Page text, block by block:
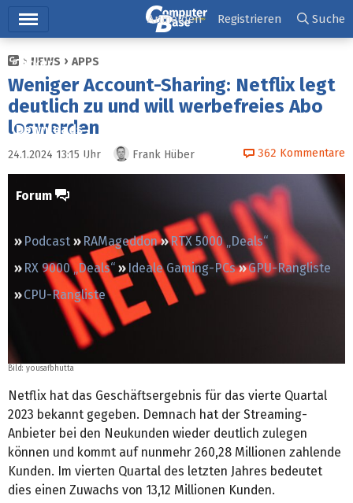
Ticker
Tests
Downloads
Preisvergleich
Forum
Podcast RAMageddon
RTX 5000 „Deals“
RX 9000 „Deals“
Ideale Gaming-PCs
GPU-Rangliste
CPU-Rangliste
Anmelden Registrieren Suche
NEWS APPS
Weniger Account-Sharing: Netflix legt
deutlich zu und will werbefreies Abo
loswerden
24.1.2024 13:15 Uhr Frank Hüber 362 Kommentare
Bild: yousafbhutta
Netflix hat das Geschäftsergebnis für das vierte Quartal
2023 bekannt gegeben. Demnach hat der Streaming-
Anbieter bei den Neukunden wieder deutlich zulegen
können und kommt auf nunmehr 260,28 Millionen zahlende
Kunden. Im vierten Quartal des letzten Jahres bedeutet
dies einen Zuwachs von 13,12 Millionen Kunden.